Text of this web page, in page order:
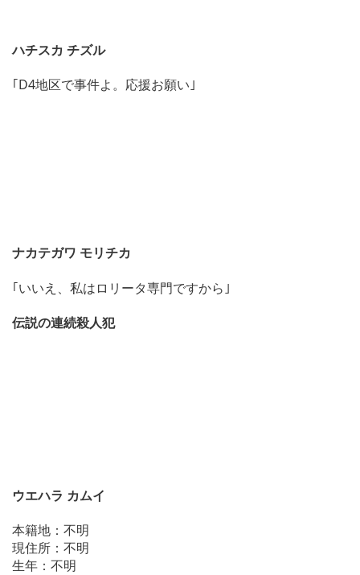
ハチスカ チズル
｢D4地区で事件よ。応援お願い｣
ナカテガワ モリチカ
｢いいえ、私はロリータ専門ですから｣
伝説の連続殺人犯
ウエハラ カムイ
本籍地：不明
現住所：不明
生年：不明